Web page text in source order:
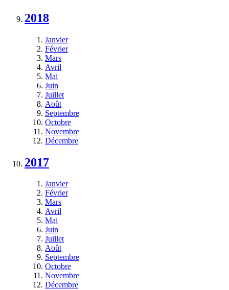
2018
Janvier
Février
Mars
Avril
Mai
Juin
Juillet
Août
Septembre
Octobre
Novembre
Décembre
2017
Janvier
Février
Mars
Avril
Mai
Juin
Juillet
Août
Septembre
Octobre
Novembre
Décembre